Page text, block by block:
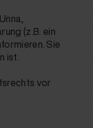
(z.B. ein
Sie
ist.
vor